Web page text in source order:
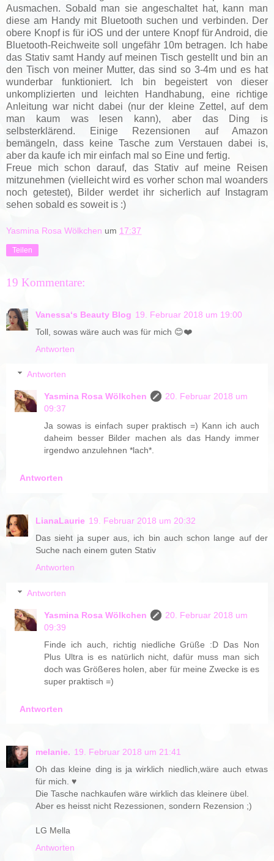
Ausmachen. Sobald man sie angeschaltet hat, kann man
diese am Handy mit Bluetooth suchen und verbinden. Der
obere Knopf is für iOS und der untere Knopf für Android, die
Bluetooth-Reichweite soll ungefähr 10m betragen. Ich habe
das Stativ samt Handy auf meinen Tisch gestellt und bin an
den Tisch von meiner Mutter, das sind so 3-4m und es hat
wunderbar funktioniert. Ich bin begeistert von dieser
unkomplizierten und leichten Handhabung, eine richtige
Anleitung war nicht dabei (nur der kleine Zettel, auf dem
man kaum was lesen kann), aber das Ding is
selbsterklärend. Einige Rezensionen auf Amazon
bemängeln, dass keine Tasche zum Verstauen dabei is,
aber da kaufe ich mir einfach mal so Eine und fertig.
Freue mich schon darauf, das Stativ auf meine Reisen
mitzunehmen (vielleicht wird es vorher schon mal woanders
noch getestet), Bilder werdet ihr sicherlich auf Instagram
sehen sobald es soweit is :)
Yasmina Rosa Wölkchen um 17:37
Teilen
19 Kommentare:
Vanessa‘s Beauty Blog 19. Februar 2018 um 19:00
Toll, sowas wäre auch was für mich 😊❤️
Antworten
Antworten
Yasmina Rosa Wölkchen
20. Februar 2018 um
09:37
Ja sowas is einfach super praktisch =) Kann ich auch
daheim besser Bilder machen als das Handy immer
irgendwo anzulehnen *lach*.
Antworten
LianaLaurie 19. Februar 2018 um 20:32
Das sieht ja super aus, ich bin auch schon lange auf der
Suche nach einem guten Stativ
Antworten
Antworten
Yasmina Rosa Wölkchen
20. Februar 2018 um
09:39
Finde ich auch, richtig niedliche Grüße :D Das Non
Plus Ultra is es natürlich nicht, dafür muss man sich
doch was Größeres holen, aber für meine Zwecke is es
super praktisch =)
Antworten
melanie. 19. Februar 2018 um 21:41
Oh das kleine ding is ja wirklich niedlich,wäre auch etwas
für mich. ♥
Die Tasche nachkaufen wäre wirklich das kleinere übel.
Aber es heisst nicht Rezessionen, sondern Rezension ;)
LG Mella
Antworten